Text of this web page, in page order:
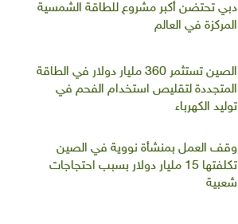
دبي تحتضن أكبر مشروع للطاقة الشمسية
المركزة في العالم
الصين تستثمر 360 مليار دولار في الطاقة
المتجددة لتقليص استخدام الفحم في
توليد الكهرباء
وقف العمل بمنشأة نووية في الصين
تكلفتها 15 مليار دولار بسبب احتجاجات
شعبية